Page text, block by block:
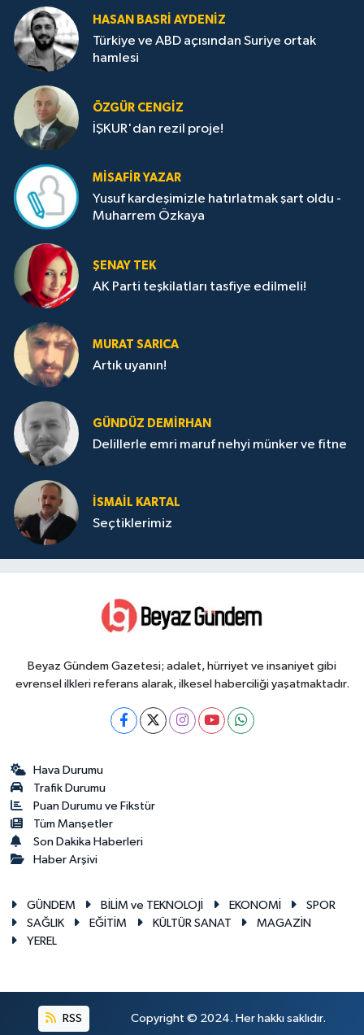
HASAN BASRI AYDENIZ
Türkiye ve ABD açısından Suriye ortak
hamlesi
ÖZGÜR CENGIZ
İŞKUR'dan rezil proje!
MISAFIR YAZAR
Yusuf kardeşimizle hatırlatmak şart oldu -
Muharrem Özkaya
ŞENAY TEK
AK Parti teşkilatları tasfiye edilmeli!
MURAT SARICA
Artık uyanın!
GÜNDÜZ DEMIRHAN
Delillerle emri maruf nehyi münker ve fitne
İSMAIL KARTAL
Seçtiklerimiz
Beyaz Gündem Gazetesi; adalet, hürriyet ve insaniyet gibi
evrensel ilkleri referans alarak, ilkesel haberciliği yaşatmaktadır.
Hava Durumu
Trafik Durumu
Puan Durumu ve Fikstür
Tüm Manşetler
Son Dakika Haberleri
Haber Arşivi
GÜNDEM BİLİM ve TEKNOLOJİ EKONOMİ
SPOR
SAĞLIK
EĞİTİM KÜLTÜR SANAT
MAGAZİN
YEREL
RSS Copyright © 2024. Her hakkı saklıdır.